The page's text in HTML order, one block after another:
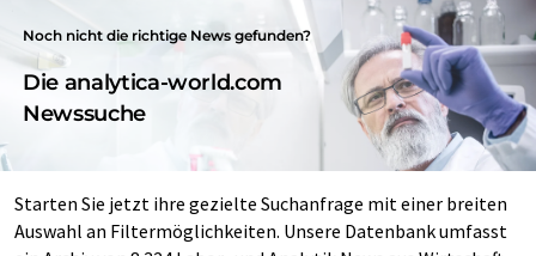
Noch nicht die richtige News gefunden?
Die analytica-world.com
Newssuche
Starten Sie jetzt ihre gezielte Suchanfrage mit einer breiten
Auswahl an Filtermöglichkeiten. Unsere Datenbank umfasst